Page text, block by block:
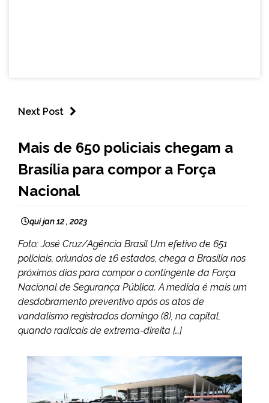
Next Post
NOTÍCIAS
Mais de 650 policiais chegam a
Brasília para compor a Força
Nacional
qui jan 12 , 2023
Foto: José Cruz/Agência Brasil Um efetivo de 651
policiais, oriundos de 16 estados, chega a Brasília nos
próximos dias para compor o contingente da Força
Nacional de Segurança Pública. A medida é mais um
desdobramento preventivo após os atos de
vandalismo registrados domingo (8), na capital,
quando radicais de extrema-direita […]